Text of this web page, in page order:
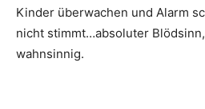
Kinder überwachen und Alarm
nicht stimmt…absoluter
wahnsinnig.